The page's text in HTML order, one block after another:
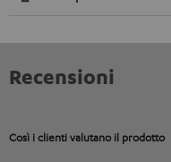
Recensioni
Così i clienti valutano il prodotto